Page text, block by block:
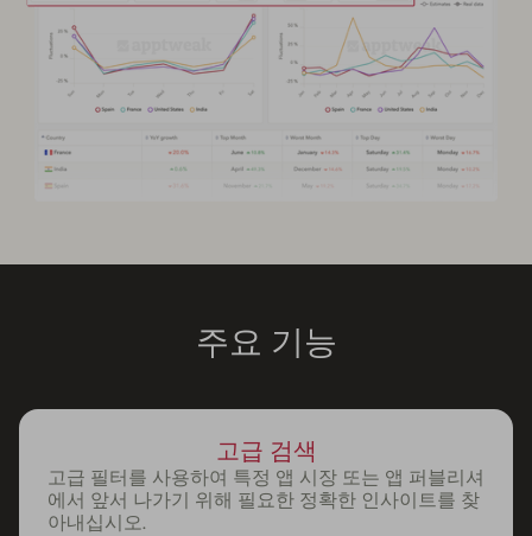
주요 기능
고급 검색
고급 필터를 사용하여 특정 앱 시장 또는 앱 퍼블리셔
에서 앞서 나가기 위해 필요한 정확한 인사이트를 찾
아내십시오.